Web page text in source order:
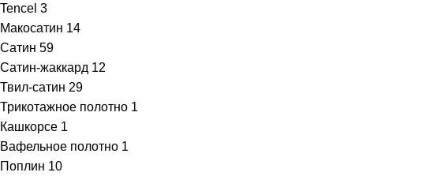
Tencel 3
Макосатин 14
Сатин 59
Сатин-жаккард 12
Твил-сатин 29
Трикотажное полотно 1
Кашкорсе 1
Вафельное полотно 1
Поплин 10